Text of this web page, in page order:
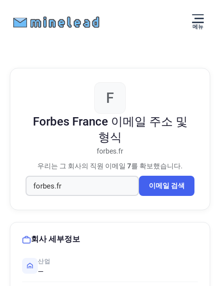
메뉴
F
Forbes France 이메일 주소 및
형식
forbes.fr
우리는 그 회사의 직원 이메일 7를 확보했습니다.
이메일 검색
회사 세부정보
산업
—